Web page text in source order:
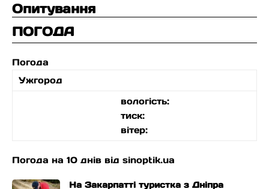
Опитування
ПОГОДА
Погода
Ужгород
вологість:
тиск:
вітер:
Погода на 10 днів від sinoptik.ua
На Закарпатті туристка з Дніпра